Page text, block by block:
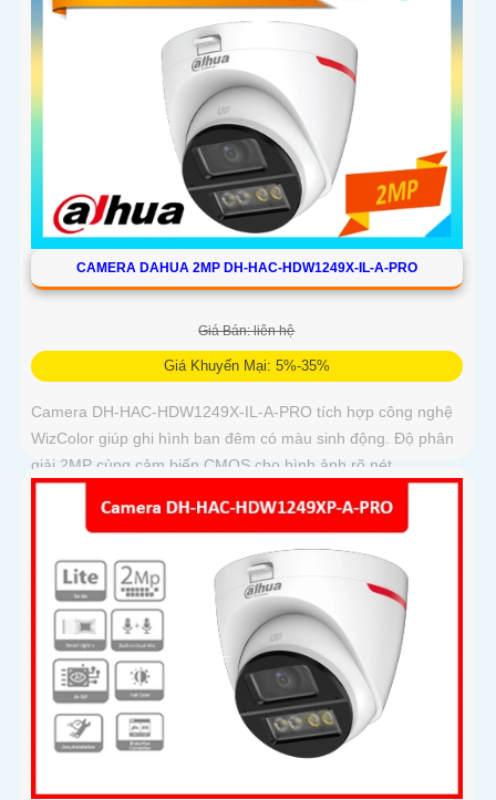
CAMERA DAHUA 2MP DH-HAC-HDW1249X-IL-A-PRO
Giá Bán: liên hệ
Giá Khuyến Mại: 5%-35%
Camera DH-HAC-HDW1249X-IL-A-PRO tích hợp công nghệ
WizColor giúp ghi hình ban đêm có màu sinh động. Độ phân
giải 2MP cùng cảm biến CMOS cho hình ảnh rõ nét